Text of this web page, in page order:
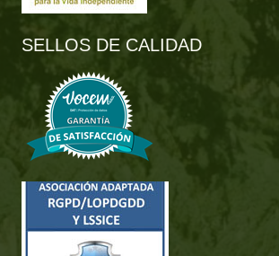
SELLOS DE CALIDAD